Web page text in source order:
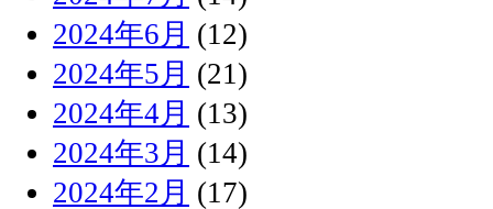
2024年6月 (12)
2024年5月 (21)
2024年4月 (13)
2024年3月 (14)
2024年2月 (17)